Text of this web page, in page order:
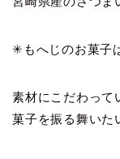
✳︎もへじのお菓子
素材にこだわって
菓子を振る舞いた